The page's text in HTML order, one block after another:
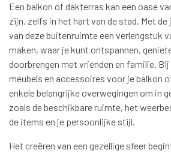
Een balkon of dakterras kan een oase
zijn, zelfs in het hart van de stad. Met
van deze buitenruimte een verlengstuk
maken, waar je kunt ontspannen,
doorbrengen met vrienden en familie.
meubels en accessoires voor je balkon
enkele belangrijke overwegingen om in
zoals de beschikbare ruimte, het
de items en je persoonlijke stijl.
Het creëren van een gezellige sfeer